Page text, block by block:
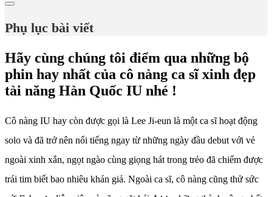
Phụ lục bài viết
Hãy cùng chúng tôi điểm qua những bộ
phin hay nhất của cô nàng ca sĩ xinh đẹp
tài năng Hàn Quốc IU nhé !
Cô nàng IU hay còn được gọi là Lee Ji-eun là một ca sĩ hoạt động
solo và đã trở nên nổi tiếng ngay từ những ngày đầu debut với vẻ
ngoài xinh xắn, ngọt ngào cùng giọng hát trong trẻo đã chiếm được
trái tim biết bao nhiêu khán giả. Ngoài ca sĩ, cô nàng cũng thử sức